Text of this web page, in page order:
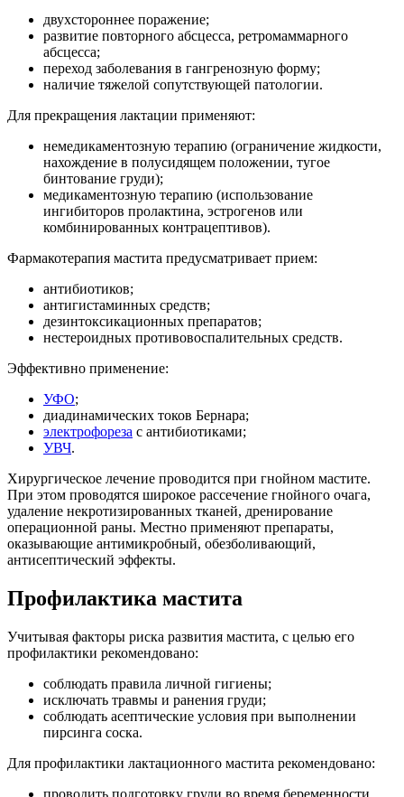
двухстороннее поражение;
развитие повторного абсцесса, ретромаммарного
абсцесса;
переход заболевания в гангренозную форму;
наличие тяжелой сопутствующей патологии.
Для прекращения лактации применяют:
немедикаментозную терапию (ограничение жидкости,
нахождение в полусидящем положении, тугое
бинтование груди);
медикаментозную терапию (использование
ингибиторов пролактина, эстрогенов или
комбинированных контрацептивов).
Фармакотерапия мастита предусматривает прием:
антибиотиков;
антигистаминных средств;
дезинтоксикационных препаратов;
нестероидных противовоспалительных средств.
Эффективно применение:
УФО;
диадинамических токов Бернара;
электрофореза с антибиотиками;
УВЧ.
Хирургическое лечение проводится при гнойном мастите.
При этом проводятся широкое рассечение гнойного очага,
удаление некротизированных тканей, дренирование
операционной раны. Местно применяют препараты,
оказывающие антимикробный, обезболивающий,
антисептический эффекты.
Профилактика мастита
Учитывая факторы риска развития мастита, с целью его
профилактики рекомендовано:
соблюдать правила личной гигиены;
исключать травмы и ранения груди;
соблюдать асептические условия при выполнении
пирсинга соска.
Для профилактики лактационного мастита рекомендовано:
проводить подготовку груди во время беременности